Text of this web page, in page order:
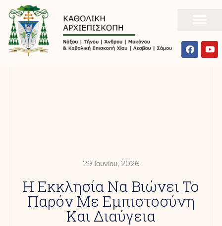
29 Ιουνίου, 2026
Η Εκκλησία Να Βιώνει Το
Παρόν Με Εμπιστοσύνη
Και Διαύγεια